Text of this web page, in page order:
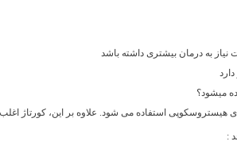
به درمان بیشتری داشته باشد
میشود؟
هیستروسکوپی استفاده می شود. علاوه بر این، کورتاژ